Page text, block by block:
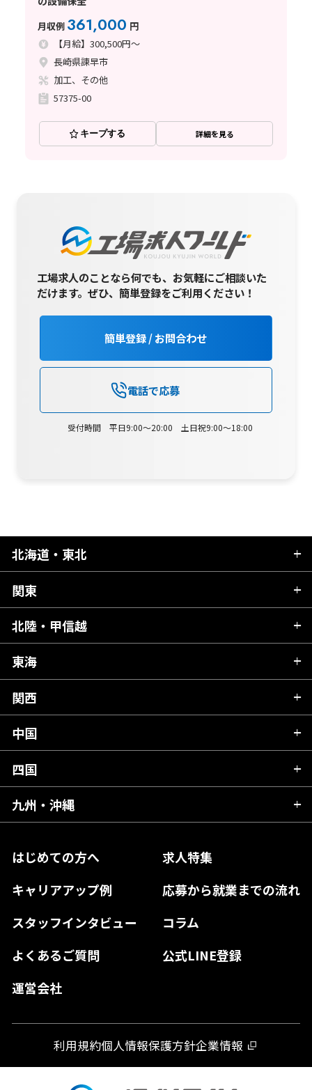
月収例 361,000 円
【月給】300,500円～
長崎県諫早市
加工、その他
57375-00
キープする 詳細を見る
工場求人のことなら何でも、お気軽にご相談いた
だけます。ぜひ、簡単登録をご利用ください！
簡単登録 / お問合わせ
電話で応募
受付時間 平日9:00～20:00 土日祝9:00～18:00
はじめての方へ
求人特集
キャリアアップ例
応募から就業までの流れ
スタッフインタビュー
コラム
よくあるご質問
公式LINE登録
運営会社
北海道・東北
北海道
青森県
秋田県
岩手県
宮城県
福島県
関東
茨城県
栃木県
群馬県
千葉県
東京都
神奈川県
北陸・甲信越
新潟県
富山県
石川県
山梨県
長野県
東海
岐阜県
静岡県
愛知県
関西
滋賀県
京都府
大阪府
奈良県
和歌山県
中国
広島県
岡山県
島根県
山口県
四国
愛媛県
徳島県
九州・沖縄
熊本県
宮崎県
鹿児島県
利用規約個人情報保護方針企業情報